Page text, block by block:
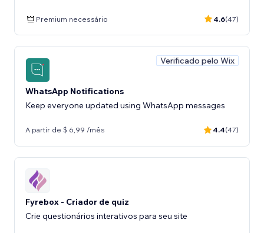
Premium necessário 4.6(47)
Verificado pelo Wix
WhatsApp Notifications
Keep everyone updated using WhatsApp messages
A partir de $ 6,99 /mês 4.4(47)
Fyrebox - Criador de quiz
Crie questionários interativos para seu site